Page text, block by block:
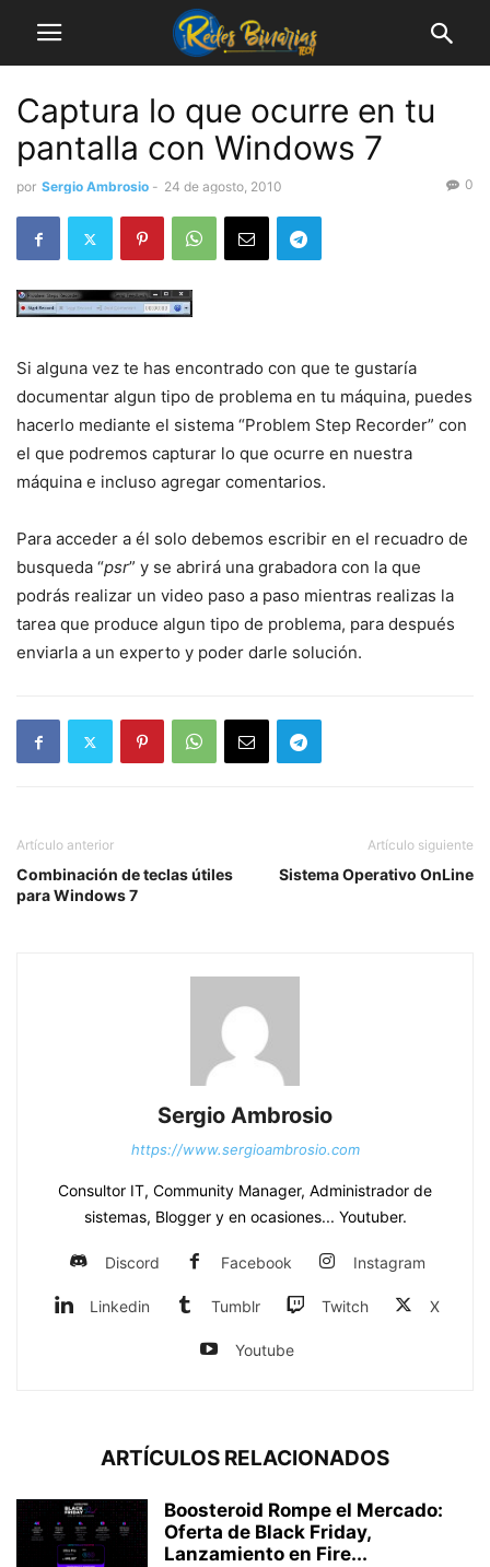
Captura lo que ocurre en tu
pantalla con Windows 7
por Sergio Ambrosio - 24 de agosto, 2010 0
Si alguna vez te has encontrado con que te gustaría
documentar algun tipo de problema en tu máquina, puedes
hacerlo mediante el sistema “Problem Step Recorder” con
el que podremos capturar lo que ocurre en nuestra
máquina e incluso agregar comentarios.
Para acceder a él solo debemos escribir en el recuadro de
busqueda “psr” y se abrirá una grabadora con la que
podrás realizar un video paso a paso mientras realizas la
tarea que produce algun tipo de problema, para después
enviarla a un experto y poder darle solución.
Artículo anterior
Combinación de teclas útiles
para Windows 7
Artículo siguiente
Sistema Operativo OnLine
Sergio Ambrosio
https://www.sergioambrosio.com
Consultor IT, Community Manager, Administrador de
sistemas, Blogger y en ocasiones... Youtuber.
Discord Facebook Instagram
Linkedin Tumblr Twitch X
Youtube
ARTÍCULOS RELACIONADOS
Boosteroid Rompe el Mercado:
Oferta de Black Friday,
Lanzamiento en Fire...